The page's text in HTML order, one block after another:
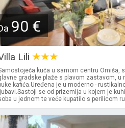
90 €
Lili
kuća u samom centru Omiša,
gradske plaže s plavom zastavom, u
kafića.Uređena je u moderno -
ljubavi.Sastoji se od prizemlja u kojem je
u jednom te veće kupatilo s perilicom